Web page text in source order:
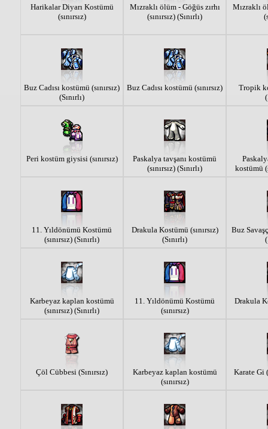
Harikalar Diyarı Kostümü
(sınırsız)
Mızraklı ölüm - Göğüs zırhı
(sınırsız) (Sınırlı)
Mızraklı
Buz Cadısı kostümü (sınırsız)
(Sınırlı)
Buz Cadısı kostümü (sınırsız)
Tropik
Peri kostüm giysisi (sınırsız)
Paskalya tavşanı kostümü
(sınırsız) (Sınırlı)
kostümü
11. Yıldönümü Kostümü
(sınırsız) (Sınırlı)
Drakula Kostümü (sınırsız)
(Sınırlı)
Buz
Karbeyaz kaplan kostümü
(sınırsız) (Sınırlı)
11. Yıldönümü Kostümü
(sınırsız)
Drakula
Çöl Cübbesi (Sınırsız)
Karbeyaz kaplan kostümü
(sınırsız)
Karate Gi